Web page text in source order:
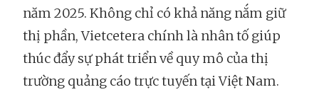
năm 2025. Không chỉ có khả năng nắm giữ
thị phần, Vietcetera chính là nhân tố giúp
thúc đẩy sự phát triển về quy mô của thị
trường quảng cáo trực tuyến tại Việt Nam.